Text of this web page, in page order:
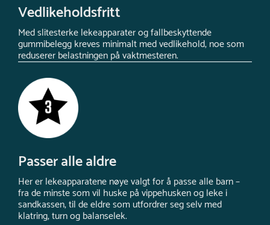
Vedlikeholdsfritt
Med slitesterke lekeapparater og fallbeskyttende
gummibelegg kreves minimalt med vedlikehold, noe som
reduserer belastningen på vaktmesteren.
Passer alle aldre
Her er lekeapparatene nøye valgt for å passe alle barn –
fra de minste som vil huske på vippehusken og leke i
sandkassen, til de eldre som utfordrer seg selv med
klatring, turn og balanselek.